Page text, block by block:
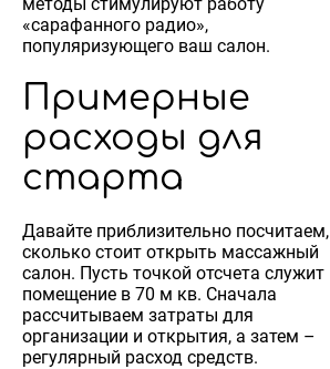
«сарафанного радио»,
популяризующего ваш салон.
Примерные
расходы для
старта
Давайте приблизительно посчитаем,
сколько стоит открыть массажный
салон. Пусть точкой отсчета служит
помещение в 70 м кв. Сначала
рассчитываем затраты для
организации и открытия, а затем –
регулярный расход средств.